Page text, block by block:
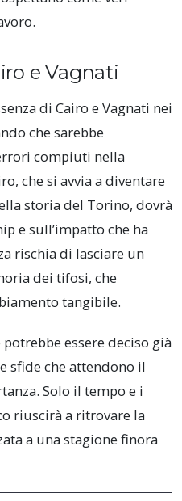
e Vagnati
di Cairo e Vagnati nei
che sarebbe
compiuti nella
che si avvia a diventare
storia del Torino, dovrà
e sull’impatto che ha
rischia di lasciare un
dei tifosi, che
tangibile.
essere deciso già
sfide che attendono il
Solo il tempo e i
riuscirà a ritrovare la
a una stagione finora